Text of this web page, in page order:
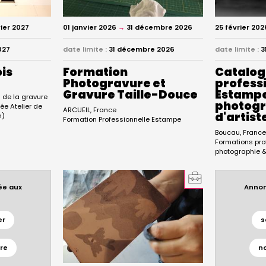
2027
de la gravure
Atelier de
01 janvier 2026 → 31 décembre 2026
date limite : 31 décembre 2026
Formation
Photogravure et
Gravure Taille-Douce
ARCUEIL France
Formation Professionnelle Estampe
25 février
date limite :
Boucau France
Formations
photographie
aux